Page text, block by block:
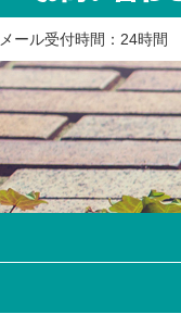
メール受付時間：24時間